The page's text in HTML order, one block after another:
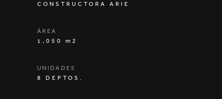
CONSTRUCTORA ARIE
ÁREA
1,050 m2
UNIDADES
8 DEPTOS.